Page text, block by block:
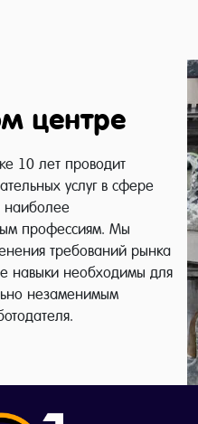
центре
10 лет проводит
услуг в сфере
наиболее
профессиям. Мы
требований рынка
навыки необходимы для
незаменимым